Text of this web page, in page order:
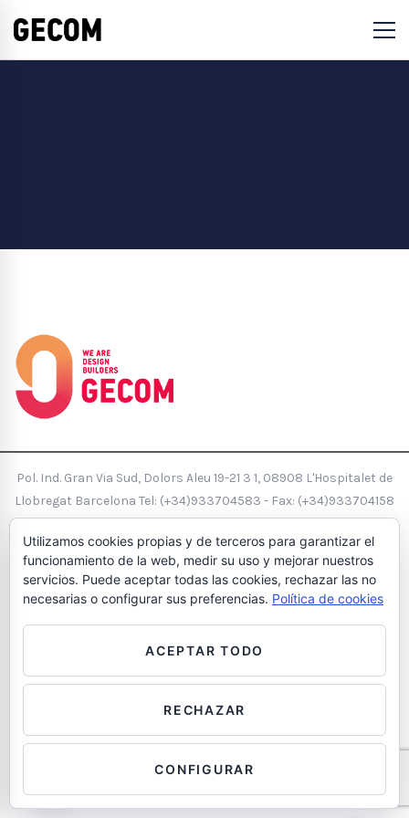
Pol. Ind. Gran Via Sud, Dolors Aleu 19-21 3 1, 08908 L'Hospitalet de
Llobregat Barcelona Tel: (+34)933704583 - Fax: (+34)933704158
-hola@wearegecom.com
Aviso Legal Política de Cookies Política de Privacidad Política
de calidad
Diseño e Interiorismo de Oficinas
Utilizamos cookies propias y de terceros para garantizar el
funcionamiento de la web, medir su uso y mejorar nuestros
servicios. Puede aceptar todas las cookies, rechazar las no
necesarias o configurar sus preferencias. Política de cookies
ACEPTAR TODO
RECHAZAR
CONFIGURAR
Contáctanos